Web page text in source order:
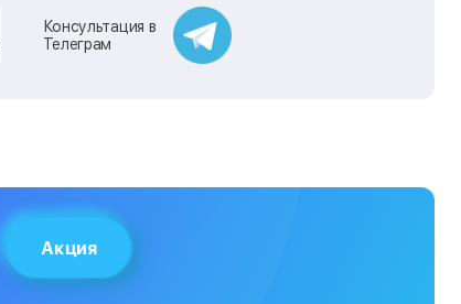
от 40 мин
от 40 мин
Консультация в
Телеграм
Акция